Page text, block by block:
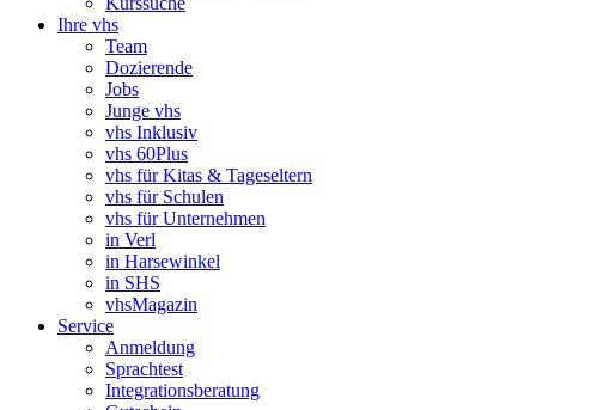
Ihre vhs
Team
Dozierende
Jobs
Junge vhs
vhs Inklusiv
vhs 60Plus
vhs für Kitas & Tageseltern
vhs für Schulen
vhs für Unternehmen
in Verl
in Harsewinkel
in SHS
vhsMagazin
Service
Anmeldung
Sprachtest
Integrationsberatung